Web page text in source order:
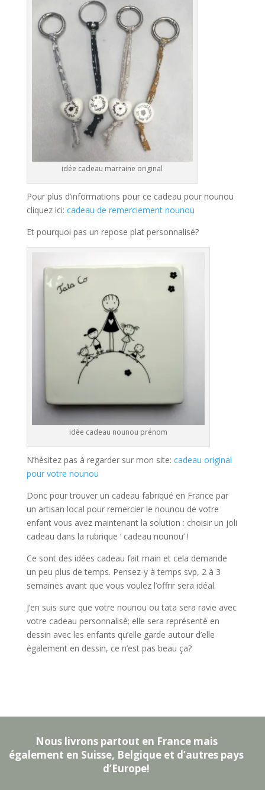
idée cadeau marraine original
Pour plus d’informations pour ce cadeau pour nounou
cliquez ici: cadeau de remerciement nounou
Et pourquoi pas un repose plat personnalisé?
idée cadeau nounou prénom
N’hésitez pas à regarder sur mon site: cadeau original
pour votre nounou
Donc pour trouver un cadeau fabriqué en France par
un artisan local pour remercier le nounou de votre
enfant vous avez maintenant la solution : choisir un joli
cadeau dans la rubrique ‘ cadeau nounou’ !
Ce sont des idées cadeau fait main et cela demande
un peu plus de temps. Pensez-y à temps svp, 2 à 3
semaines avant que vous voulez l’offrir sera idéal.
J’en suis sure que votre nounou ou tata sera ravie avec
votre cadeau personnalisé; elle sera représenté en
dessin avec les enfants qu’elle garde autour d’elle
également en dessin, ce n’est pas beau ça?
Nous livrons partout en France mais
également en Suisse, Belgique et d’autres pays
d’Europe!